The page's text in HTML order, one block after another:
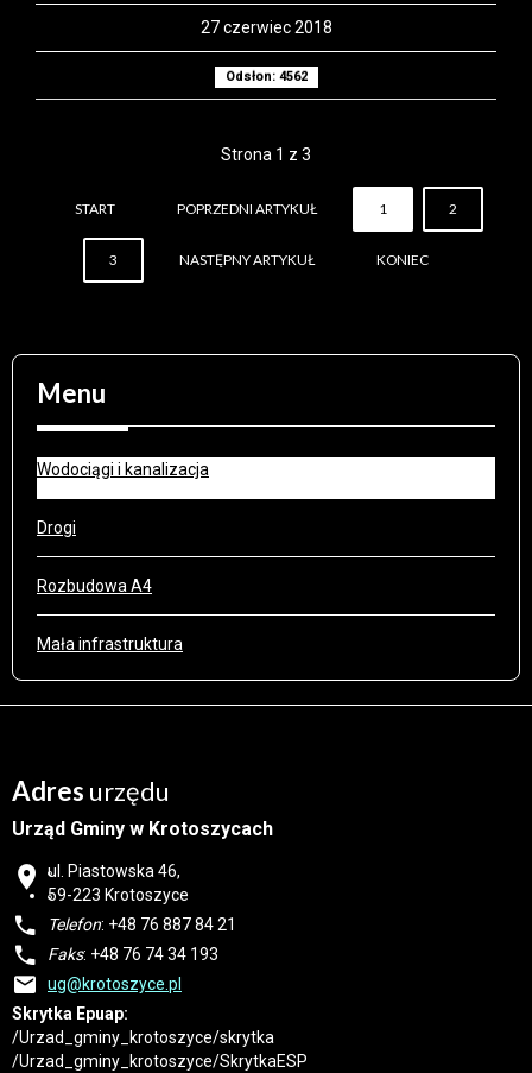
27 czerwiec 2018
Odsłon: 4562
Strona 1 z 3
START POPRZEDNI ARTYKUŁ 1 2
3 NASTĘPNY ARTYKUŁ KONIEC
Menu
Wodociągi i kanalizacja
Drogi
Rozbudowa A4
Mała infrastruktura
Adres urzędu
Urząd Gminy w Krotoszycach
ul. Piastowska 46,
59-223 Krotoszyce
Telefon: +48 76 887 84 21
Faks: +48 76 74 34 193
ug@krotoszyce.pl
Skrytka Epuap:
/Urzad_gminy_krotoszyce/skrytka
/Urzad_gminy_krotoszyce/SkrytkaESP